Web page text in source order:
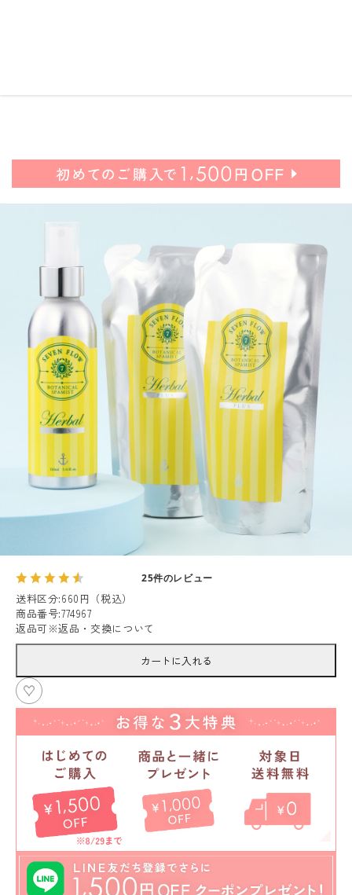
25件のレビュー
送料区分:660円（税込）
商品番号:774967
返品可 ※返品・交換について
カートに入れる